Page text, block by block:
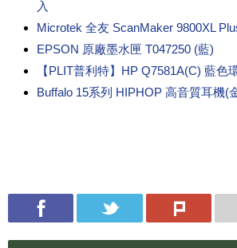
入
Microtek 全友 ScanMaker 9800XL
EPSON 原廠墨水匣 T047250 (藍)
【PLIT普利特】HP Q7581A(C) 藍色
Buffalo 15系列 HIPHOP 高音質耳機(